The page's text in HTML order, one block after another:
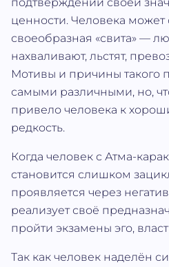
ценности. Человека может
своеобразная «свита» —
нахваливают, льстят,
Мотивы и причины такого
самыми различными, но,
привело человека к
редкость.
Когда человек с
становится слишком
проявляется через
реализует своё
пройти экзамены эго,
Так как человек наделён